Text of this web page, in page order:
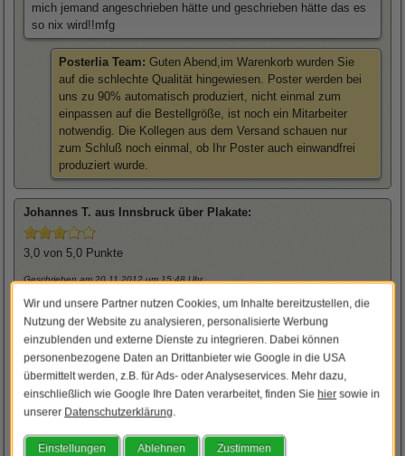
mich jemand angeschrieben hätte und geschrieben hätte das es
so nix wird!!mfg
Posterlia Team: Guten Abend,im Warenkorb wurden Sie
auf die schlechte Qualität hingewiesen. Poster werden bei
uns zu 90% automatisch produziert, nicht einmal zum
einpassen auf die Bestellgröße, ist noch ein Mitarbeiter
notwendig. Die Kollegen aus dem Versand schauen nur
zum Schluß noch einmal, ob Ihr Poster auch einwandfrei
produziert wurde.
Johannes T. aus Innsbruck über Plakate:
3,0 von 5,0 Punkte
Geschrieben am 20.11.2012um 15:48 Uhr
Bewertung ohne Kommentar
Posterlia Team:Wieso bekommen wir immer für den
Versand schlechte Bewertungen? Am 13.11 Geldeingang
am 14.11 war der Versand. DHL benötigt von Deutschland
nach Österreich etwas länger! [K.Gottschalk]
UlliD. aus Rostock überPlakate:
Wir und unsere Partner nutzen Cookies, um Inhalte bereitzustellen, die
Nutzung der Website zu analysieren, personalisierte Werbung
einzublenden und externe Dienste zu integrieren. Dabei können
personenbezogene Daten an Drittanbieter wie Google in die USA
übermittelt werden, z.B. für Ads- oder Analyseservices. Mehr dazu,
einschließlich wie Google Ihre Daten verarbeitet, finden Sie hier sowie in
unserer Datenschutzerklärung.
Einstellungen Ablehnen Zustimmen